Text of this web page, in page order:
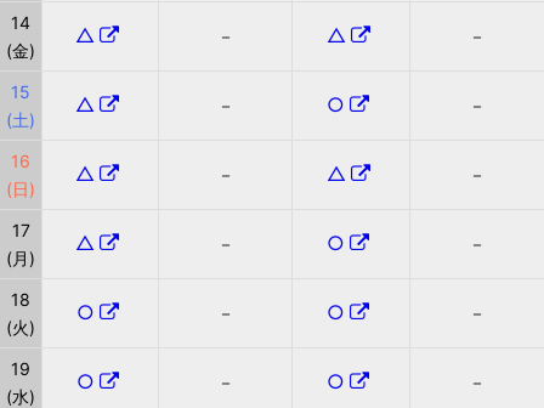
14
(金)
△ － △ －
15
(土)
△ － ○ －
16
(日)
△ － △ －
17
(月)
△ － ○ －
18
(火)
○ － ○ －
19
(水)
○ － ○ －